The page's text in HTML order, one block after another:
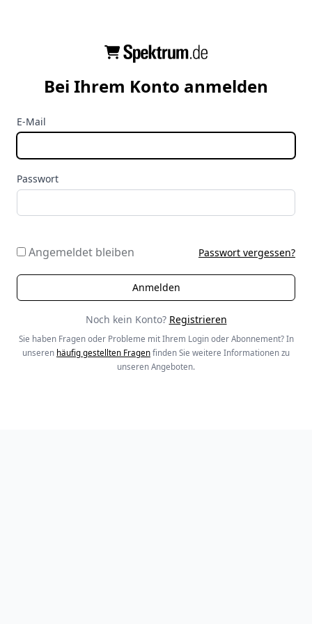
Bei Ihrem Konto anmelden
E-Mail
Passwort
Angemeldet bleiben Passwort vergessen?
Noch kein Konto? Registrieren
Sie haben Fragen oder Probleme mit Ihrem Login oder Abonnement? In
unseren häufig gestellten Fragen finden Sie weitere Informationen zu
unseren Angeboten.